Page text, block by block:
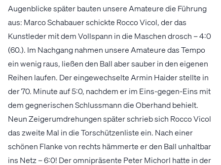
Augenblicke später bauten unsere Amateure die Führung
aus: Marco Schabauer schickte Rocco Vicol, der das
Kunstleder mit dem Vollspann in die Maschen drosch – 4:0
(60.). Im Nachgang nahmen unsere Amateure das Tempo
ein wenig raus, ließen den Ball aber sauber in den eigenen
Reihen laufen. Der eingewechselte Armin Haider stellte in
der 70. Minute auf 5:0, nachdem er im Eins-gegen-Eins mit
dem gegnerischen Schlussmann die Oberhand behielt.
Neun Zeigerumdrehungen später schrieb sich Rocco Vicol
das zweite Mal in die Torschützenliste ein. Nach einer
schönen Flanke von rechts hämmerte er den Ball unhaltbar
ins Netz – 6:0! Der omnipräsente Peter Michorl hatte in der